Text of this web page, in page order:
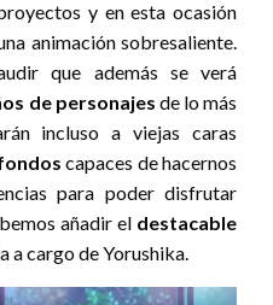
y en esta ocasión
animación sobresaliente.
que además se verá
de personajes de lo más
incluso a viejas caras
capaces de hacernos
para poder disfrutar
añadir el destacable
a cargo de Yorushika.